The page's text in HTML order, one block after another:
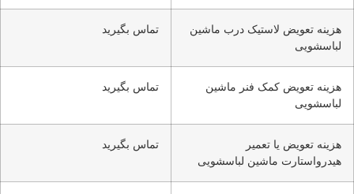
هزینه تعویض لاستیک درب ماشین
لباسشویی
تماس بگیرید
هزینه تعویض کمک فنر ماشین
لباسشویی
تماس بگیرید
هزینه تعویض یا تعمیر
هیدرواستارت ماشین لباسشویی
تماس بگیرید